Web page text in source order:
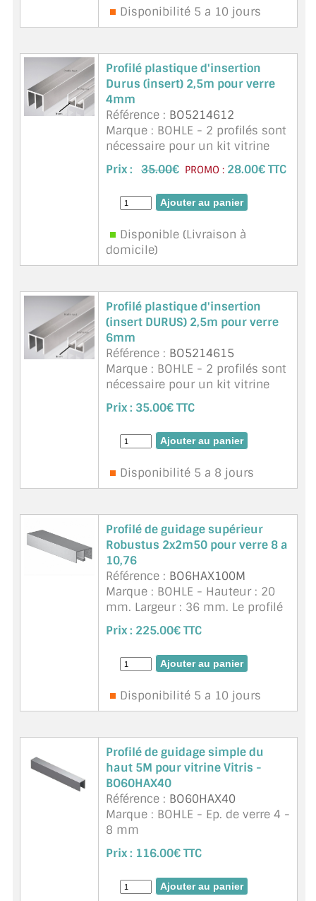
Disponibilité 5 a 10 jours
Profilé plastique d'insertion
Durus (insert) 2,5m pour verre
4mm
Référence : BO5214612
Marque : BOHLE - 2 profilés sont
nécessaire pour un kit vitrine
Durus de 2m50 (un insert par
verre). Gamme DURA/durus. Ep.
de verre 4 mm. Adapté à des
verres petits et légers. Unit&e ...
Prix : 35.00€ PROMO : 28.00€ TTC
Disponible (Livraison à
domicile)
Profilé plastique d'insertion
(insert DURUS) 2,5m pour verre
6mm
Référence : BO5214615
Marque : BOHLE - 2 profilés sont
nécessaire pour un kit vitrine
Durus de 2m50 (un insert par
verre). Gamme DURUS. Ep. de
verre 6 mm. Adapté à des verres
petits et légers. Unité ...suite
Prix : 35.00€ TTC
Disponibilité 5 a 8 jours
Profilé de guidage supérieur
Robustus 2x2m50 pour verre 8 a
10,76
Référence : BO6HAX100M
Marque : BOHLE - Hauteur : 20
mm. Largeur : 36 mm. Le profilé
double floqué antibruit sert à
guider les portes coulissantes
en verre sur la face supérieure.
L'utilisation de 4 chariots de r ...
Prix : 225.00€ TTC
Disponibilité 5 a 10 jours
Profilé de guidage simple du
haut 5M pour vitrine Vitris -
BO60HAX40
Référence : BO60HAX40
Marque : BOHLE - Ep. de verre 4 -
8 mm
Conception floquée pour
l'isolation acoustique
Avec film de protection
Unité de vente 5 m
Prix : 116.00€ TTC